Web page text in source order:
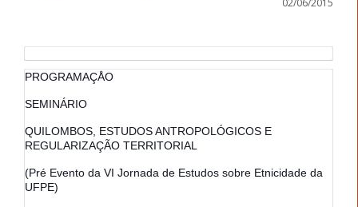
PROGRAMAÇÅO
SEMINÁRIO
QUILOMBOS, ESTUDOS ANTROPOLÓGICOS E
REGULARIZAÇÃO TERRITORIAL
(Pré Evento da VI Jornada de Estudos sobre Etnicidade da
UFPE)